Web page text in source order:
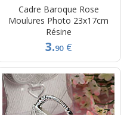
Cadre Baroque Rose
Moulures Photo 23x17cm
Résine
3.90 €